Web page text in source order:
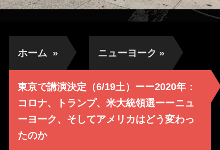
ホーム » ニューヨーク »
東京で講演決定（6/19土）ーー2020年：
コロナ、トランプ、米大統領選ーーニュ
ーヨーク、そしてアメリカはどう変わっ
たのか